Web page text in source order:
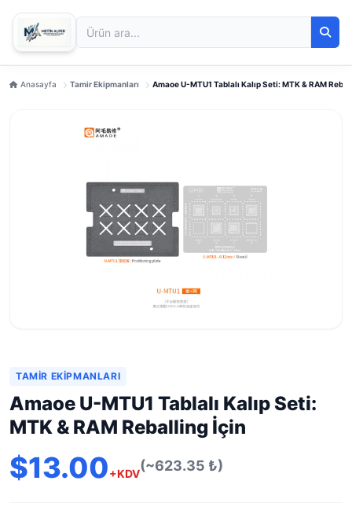
Anasayfa Tamir Ekipmanları Amaoe U-MTU1 Tablalı Kalıp Seti: MTK & RAM
TAMIR EKIPMANLARI
Amaoe U-MTU1 Tablalı Kalıp Seti:
MTK & RAM Reballing İçin
$13.00+KDV(~623.35 ₺)